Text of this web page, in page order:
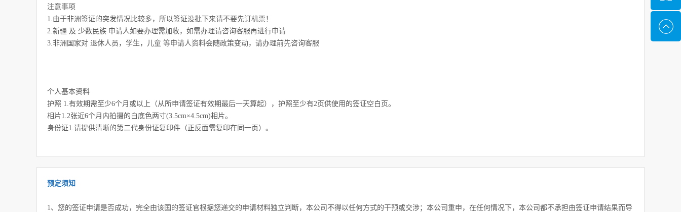
注意事项
1.由于非洲签证的突发情况比较多，所以签证没批下来请不要先订机票！
2.新疆 及 少数民族 申请人如要办理需加收，如需办理请咨询客服再进行申请
3.非洲国家对 退休人员，学生，儿童 等申请人资料会随政策变动，请办理前先咨询客服
个人基本资料
护照 1.有效期需至少6个月或以上（从所申请签证有效期最后一天算起），护照至少有2页供使用的签证空白页。
相片1.2张近6个月内拍摄的白底色两寸(3.5cm×4.5cm)相片。
身份证1.请提供清晰的第二代身份证复印件（正反面需复印在同一页）。
预定须知
1、您的签证申请是否成功，完全由该国的签证官根据您递交的申请材料独立判断，本公司不得以任何方式的干预或交涉；本公司重申，在任何情况下，本公司都不承担由签证申请结果而导